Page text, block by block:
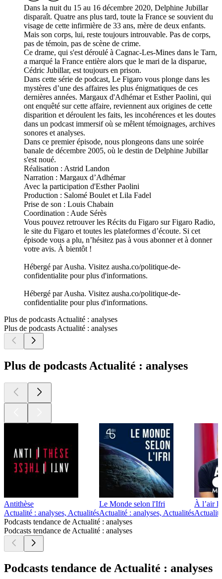
Dans la nuit du 15 au 16 décembre 2020, Delphine Jubillar
disparaît. Quatre ans plus tard, toute la France se souvient du
visage de cette infirmière de 33 ans, mère de deux enfants.
Mais son corps, lui, reste toujours introuvable. Pas de corps,
pas de témoin, pas de scène de crime.
Ce drame, qui s'est déroulé à Cagnac-Les-Mines dans le Tarn,
a marqué la France entière alors que le mari de la disparue,
Cédric Jubillar, est toujours en prison.
Dans cette série de podcast, Le Figaro vous plonge dans les
mystères d’une des affaires les plus énigmatiques de ces
dernières années. Margaux d'Adhémar et Esther Paolini, qui
ont enquêté sur cette affaire, reviennent aux origines de cette
disparition et déroulent les faits, les incohérences et les doutes
dans un podcast immersif où se mêlent témoignages, archives
sonores et analyses.
Dans ce premier épisode, nous plongeons dans une soirée
banale de décembre 2005, où le destin de Delphine Jubillar
s'est noué.
Réalisation : Astrid Landon
Narration : Margaux d’Adhémar
Avec la participation d'Esther Paolini
Production : Salomé Boulet et Lila Fadel
Prise de son : Louis Chabain
Coordination : Aude Sérès
Vous pouvez retrouver les Récits du Figaro sur Figaro Radio,
le site du Figaro et toutes les plateformes d’écoute. Si cet
épisode vous a plu, n’hésitez pas à vous abonner et à donner
votre avis. À bientôt !
Hébergé par Ausha. Visitez ausha.co/politique-de-
confidentialite pour plus d'informations.
Hébergé par Ausha. Visitez ausha.co/politique-de-
confidentialite pour plus d'informations.
Plus de podcasts Actualité : analyses
Plus de podcasts Actualité : analyses
Plus de podcasts Actualité : analyses
Antithèse
Actualité : analyses, Actualités
Le Monde selon l'Ifri
Actualité : analyses, Actualités
À l’air
Podcasts tendance de Actualité : analyses
Podcasts tendance de Actualité : analyses
Podcasts tendance de Actualité : analyses